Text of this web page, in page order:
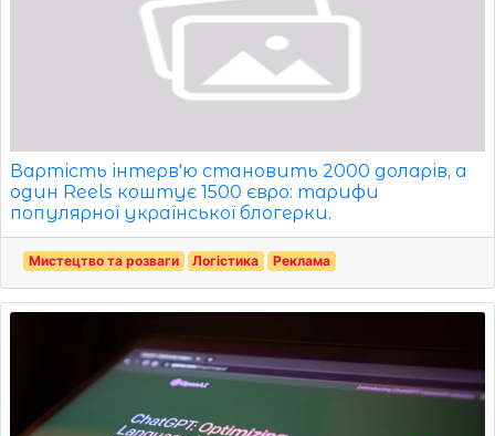
Вартість інтерв'ю становить 2000 доларів, а
один Reels коштує 1500 євро: тарифи
популярної української блогерки.
Мистецтво та розваги Логістика Реклама